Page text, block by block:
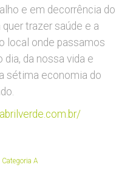
e em decorrência do
trazer saúde e a
local onde passamos
dia, da nossa vida e
sétima economia do
Categoria A